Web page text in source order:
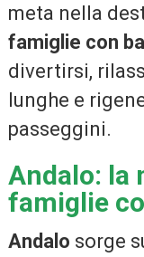
meta nella
famiglie con
divertirsi,
lunghe e
passeggini.
Andalo: la
famiglie
Andalo sorge